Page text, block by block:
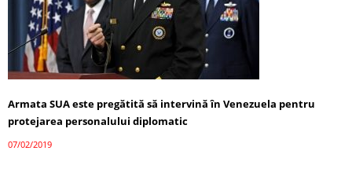
Armata SUA este pregătită să intervină în Venezuela pentru
protejarea personalului diplomatic
07/02/2019